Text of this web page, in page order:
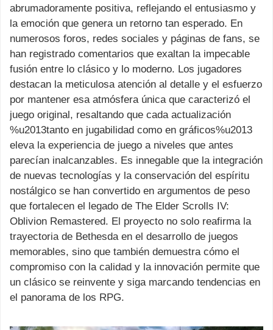
abrumadoramente positiva, reflejando el entusiasmo y
la emoción que genera un retorno tan esperado. En
numerosos foros, redes sociales y páginas de fans, se
han registrado comentarios que exaltan la impecable
fusión entre lo clásico y lo moderno. Los jugadores
destacan la meticulosa atención al detalle y el esfuerzo
por mantener esa atmósfera única que caracterizó el
juego original, resaltando que cada actualización
%u2013tanto en jugabilidad como en gráficos%u2013
eleva la experiencia de juego a niveles que antes
parecían inalcanzables. Es innegable que la integración
de nuevas tecnologías y la conservación del espíritu
nostálgico se han convertido en argumentos de peso
que fortalecen el legado de The Elder Scrolls IV:
Oblivion Remastered. El proyecto no solo reafirma la
trayectoria de Bethesda en el desarrollo de juegos
memorables, sino que también demuestra cómo el
compromiso con la calidad y la innovación permite que
un clásico se reinvente y siga marcando tendencias en
el panorama de los RPG.